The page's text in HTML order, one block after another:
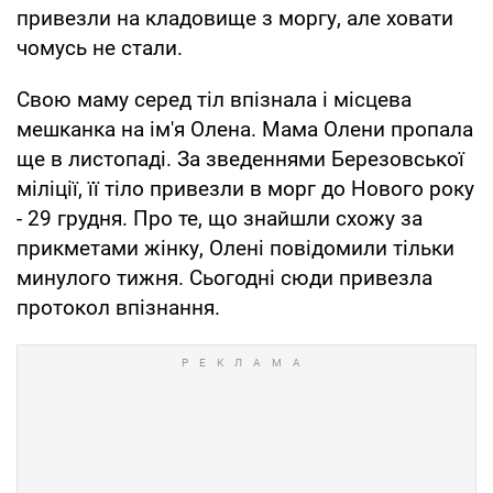
привезли на кладовище з моргу, але ховати
чомусь не стали.
Свою маму серед тіл впізнала і місцева
мешканка на ім'я Олена. Мама Олени пропала
ще в листопаді. За зведеннями Березовської
міліції, її тіло привезли в морг до Нового року
- 29 грудня. Про те, що знайшли схожу за
прикметами жінку, Олені повідомили тільки
минулого тижня. Сьогодні сюди привезла
протокол впізнання.